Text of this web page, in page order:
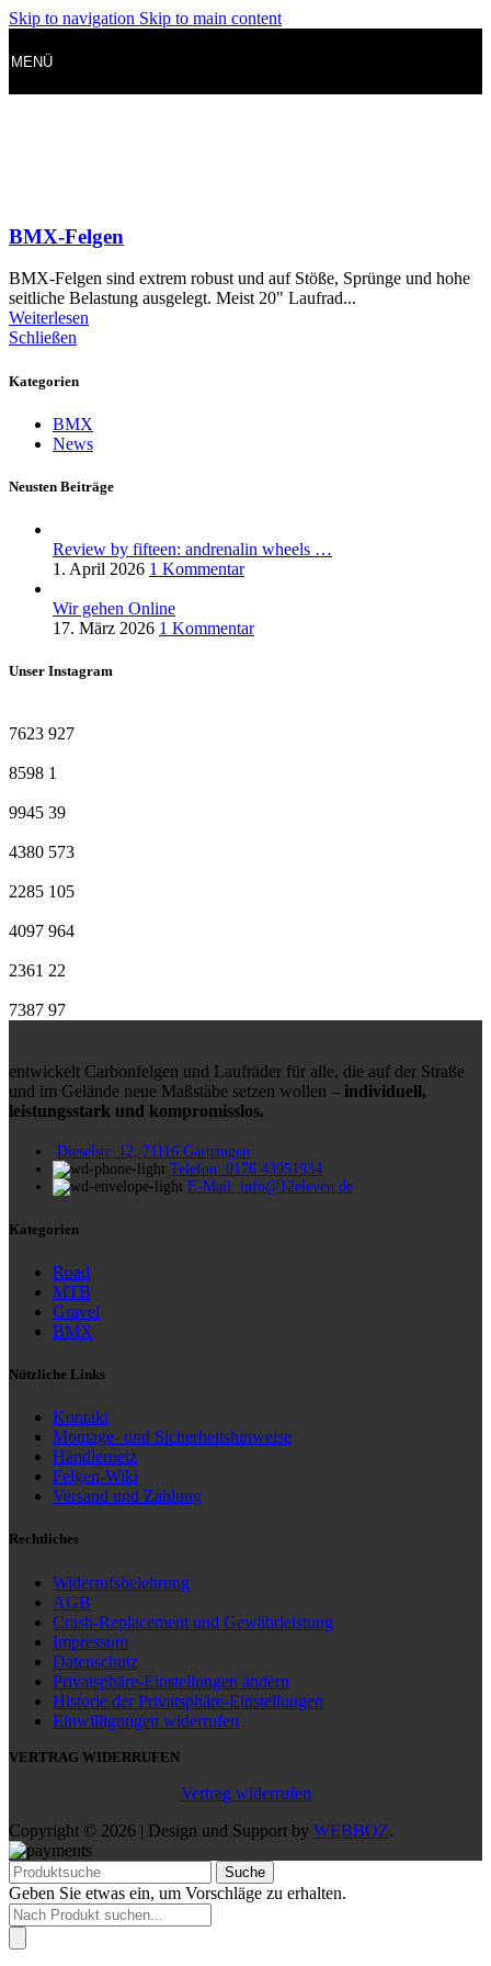
Skip to navigation Skip to main content
MENÜ
BMX-Felgen
BMX-Felgen sind extrem robust und auf Stöße, Sprünge und hohe
seitliche Belastung ausgelegt. Meist 20" Laufrad...
Weiterlesen
Schließen
Kategorien
BMX
News
Neusten Beiträge
Review by fifteen: andrenalin wheels …
1. April 2026 1 Kommentar
Wir gehen Online
17. März 2026 1 Kommentar
Unser Instagram
7623 927
8598 1
9945 39
4380 573
2285 105
4097 964
2361 22
7387 97
entwickelt Carbonfelgen und Laufräder für alle, die auf der Straße
und im Gelände neue Maßstäbe setzen wollen – individuell,
leistungsstark und kompromisslos.
Dieselstr. 12, 71116 Gärtringen
Telefon: 0176 43951934
E-Mail: info@12eleven.de
Kategorien
Road
MTB
Gravel
BMX
Nützliche Links
Kontakt
Montage- und Sicherheitshinweise
Händlernetz
Felgen-Wiki
Versand und Zahlung
Rechtliches
Widerrufsbelehrung
AGB
Crash-Replacement und Gewährleistung
Impressum
Datenschutz
Privatsphäre-Einstellungen ändern
Historie der Privatsphäre-Einstellungen
Einwilligungen widerrufen
VERTRAG WIDERRUFEN
Vertrag widerrufen
Copyright © 2026 | Design und Support by WEBBOZ.
Suche
Geben Sie etwas ein, um Vorschläge zu erhalten.
Products
search